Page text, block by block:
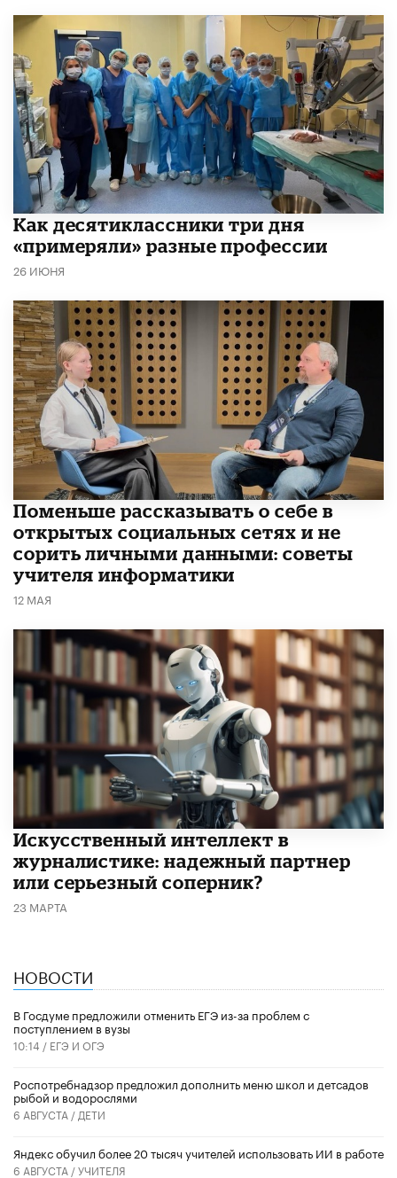
Как десятиклассники три дня
«примеряли» разные профессии
26 ИЮНЯ
Поменьше рассказывать о себе в
открытых социальных сетях и не
сорить личными данными: советы
учителя информатики
12 МАЯ
Искусственный интеллект в
журналистике: надежный партнер
или серьезный соперник?
23 МАРТА
НОВОСТИ
В Госдуме предложили отменить ЕГЭ из-за проблем с
поступлением в вузы
10:14 / ЕГЭ И ОГЭ
Роспотребнадзор предложил дополнить меню школ и детсадов
рыбой и водорослями
6 АВГУСТА / ДЕТИ
​Яндекс обучил более 20 тысяч учителей использовать ИИ в работе
6 АВГУСТА /УЧИТЕЛЯ